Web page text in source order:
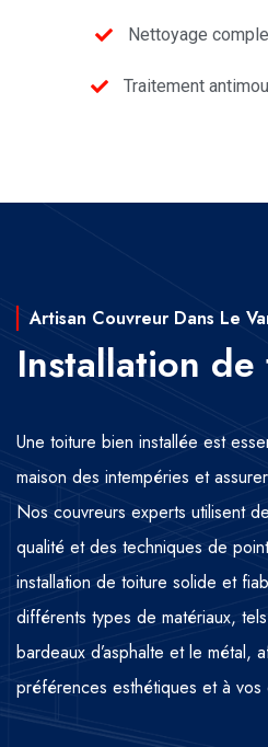
Nettoyage
Traitement
Artisan Couvreur Dans Le
Installation
Une toiture bien installée est
maison des intempéries et
Nos couvreurs experts utilisent
qualité et des techniques de
installation de toiture solide et
différents types de matériaux,
bardeaux d’asphalte et le métal,
préférences esthétiques et à